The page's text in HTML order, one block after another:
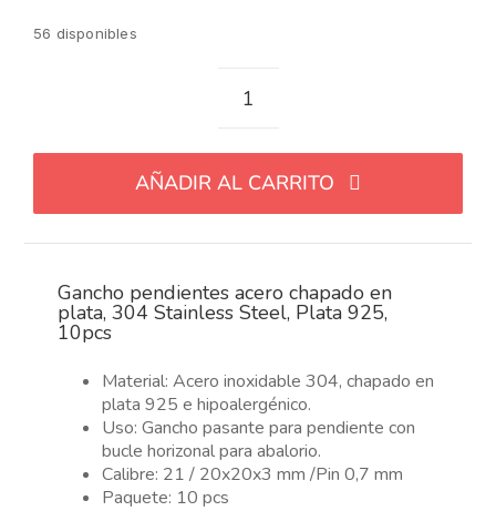
56 disponibles
Gancho
chapado
en
plata,
Stainless
Steel,
925,
10pcs
cantidad
AÑADIR AL CARRITO
Gancho pendientes acero chapado en
plata, 304 Stainless Steel, Plata 925,
10pcs
Material: Acero inoxidable 304, chapado en
plata 925 e hipoalergénico.
Uso: Gancho pasante para pendiente con
bucle horizonal para abalorio.
Calibre: 21 / 20x20x3 mm /Pin 0,7 mm
Paquete: 10 pcs